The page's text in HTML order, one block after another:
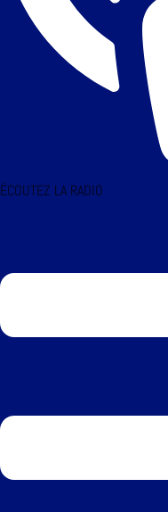
ÉCOUTEZ LA RADIO